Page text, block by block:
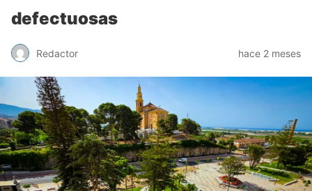
defectuosas
Redactor hace 2 meses